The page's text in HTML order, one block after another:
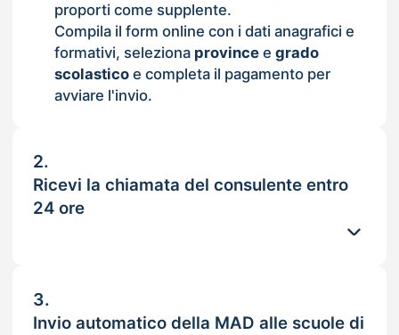
proporti come supplente.
Compila il form online con i dati anagrafici e
formativi, seleziona provincee grado
scolasticoe completa il pagamento per
avviare l'invio.
2.
Ricevi la chiamata del consulente entro
24 ore
3.
Invio automatico della MAD alle scuole di